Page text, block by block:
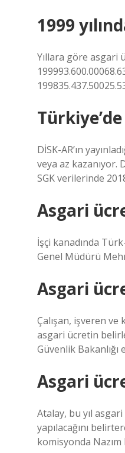
1999
Yıllara göre asgari
DİSK-AR’ın
veya az kazanıyor.
SGK verilerinde
Asgari
İşçi kanadında
Genel Müdürü
Asgari
Çalışan, işveren
asgari ücretin
Güvenlik
Asgari
Atalay, bu yıl
yapılacağını
komisyonda